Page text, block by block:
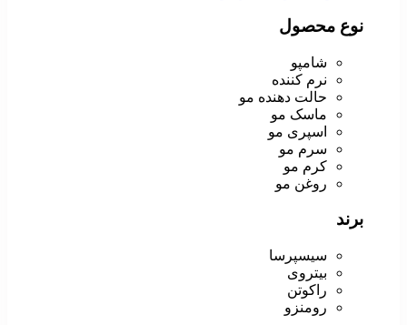
نوع محصول
شامپو
نرم کننده
حالت دهنده مو
ماسک مو
اسپری مو
سرم مو
کرم مو
روغن مو
برند
سیسپرسا
بیتروی
راکوتن
رومنزو